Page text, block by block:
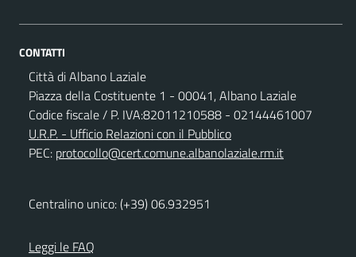
CONTATTI
Città di Albano Laziale
Piazza della Costituente 1 - 00041, Albano Laziale
Codice fiscale / P. IVA:82011210588 - 02144461007
U.R.P. - Ufficio Relazioni con il Pubblico
PEC: protocollo@cert.comune.albanolaziale.rm.it
Centralino unico: (+39) 06.932951
Leggi le FAQ